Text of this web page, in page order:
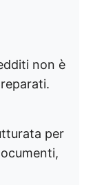
non è
per